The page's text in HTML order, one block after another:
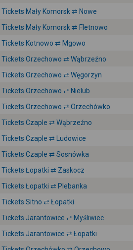
Tickets Mały Komorsk ⇄ Nowe
Tickets Mały Komorsk ⇄ Fletnowo
Tickets Kotnowo ⇄ Mgowo
Tickets Orzechowo ⇄ Wąbrzeźno
Tickets Orzechowo ⇄ Węgorzyn
Tickets Orzechowo ⇄ Nielub
Tickets Orzechowo ⇄ Orzechówko
Tickets Czaple ⇄ Wąbrzeźno
Tickets Czaple ⇄ Ludowice
Tickets Czaple ⇄ Sosnówka
Tickets Łopatki ⇄ Zaskocz
Tickets Łopatki ⇄ Plebanka
Tickets Sitno ⇄ Łopatki
Tickets Jarantowice ⇄ Myśliwiec
Tickets Jarantowice ⇄ Łopatki